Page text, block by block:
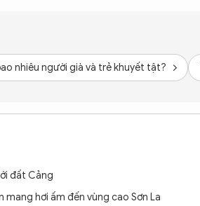
nhiêu người già và trẻ khuyết tật?
đất Cảng
hơi ấm đến vùng cao Sơn La